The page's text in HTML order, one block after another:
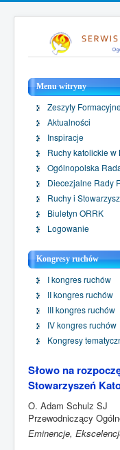
Menu witryny
Zeszyty
Aktualności
Inspiracje
Ruchy katolickie w
Ogólnopolska
Diecezjalne Rady
Ruchy i
Biuletyn ORRK
Logowanie
Kongresy ruchów
I kongres ruchów
II kongres ruchów
III kongres ruchów
IV kongres ruchów
Kongresy
Słowo na
Stowarzyszeń
O. Adam Schulz SJ
Przewodniczący
Eminencje,